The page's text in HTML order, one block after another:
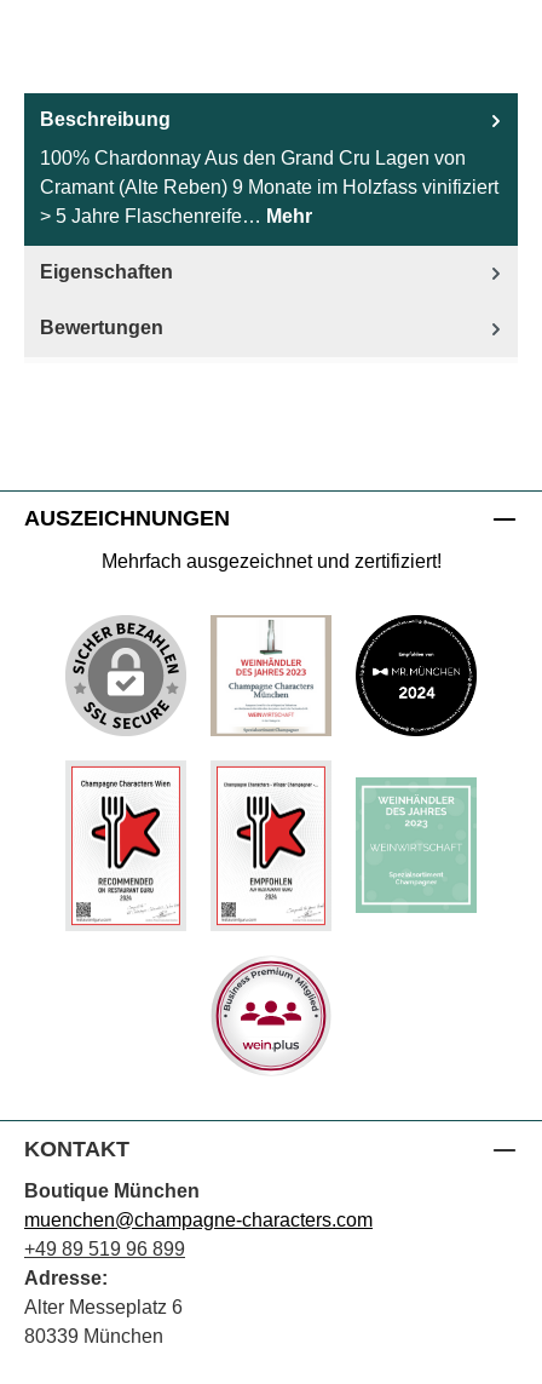
Beschreibung
100% Chardonnay Aus den Grand Cru Lagen von
Cramant (Alte Reben) 9 Monate im Holzfass vinifiziert
> 5 Jahre Flaschenreife… Mehr
Eigenschaften
Bewertungen
AUSZEICHNUNGEN
Mehrfach ausgezeichnet und zertifiziert!
KONTAKT
Boutique München
muenchen@champagne-characters.com
+49 89 519 96 899
Adresse:
Alter Messeplatz 6
80339 München